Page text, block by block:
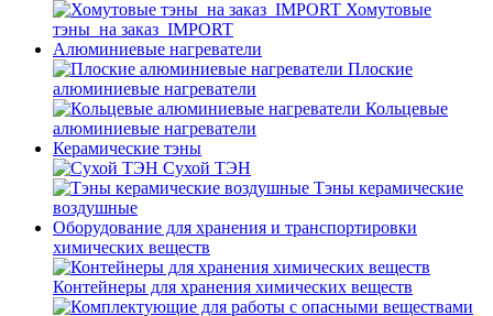
Хомутовые
тэны_на заказ_IMPORT
Алюминиевые нагреватели
Плоские
алюминиевые нагреватели
Кольцевые
алюминиевые нагреватели
Керамические тэны
Сухой ТЭН
Тэны керамические
воздушные
Оборудование для хранения и транспортировки
химических веществ
Контейнеры для хранения химических веществ